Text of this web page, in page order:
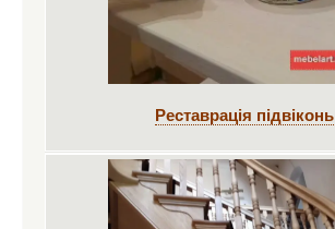
Реставрація підвіконь